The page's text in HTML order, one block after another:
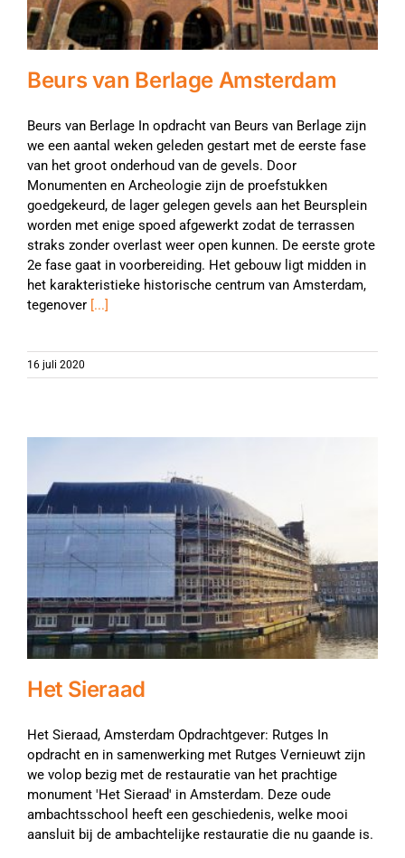
Beurs van Berlage Amsterdam
Beurs van Berlage In opdracht van Beurs van Berlage zijn
we een aantal weken geleden gestart met de eerste fase
van het groot onderhoud van de gevels. Door
Monumenten en Archeologie zijn de proefstukken
goedgekeurd, de lager gelegen gevels aan het Beursplein
worden met enige spoed afgewerkt zodat de terrassen
straks zonder overlast weer open kunnen. De eerste grote
2e fase gaat in voorbereiding. Het gebouw ligt midden in
het karakteristieke historische centrum van Amsterdam,
tegenover [...]
16 juli 2020
Het Sieraad
Het Sieraad, Amsterdam Opdrachtgever: Rutges In
opdracht en in samenwerking met Rutges Vernieuwt zijn
we volop bezig met de restauratie van het prachtige
monument 'Het Sieraad' in Amsterdam. Deze oude
ambachtsschool heeft een geschiedenis, welke mooi
aansluit bij de ambachtelijke restauratie die nu gaande is.